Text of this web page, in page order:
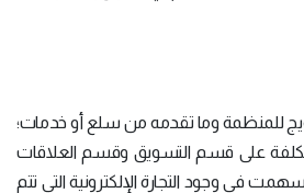
للمنظمة وما تقدمه من سلع أو خدمات؛
على قسم التسويق وقسم العلاقات
في وجود التجارة الإلكترونية التي تتم